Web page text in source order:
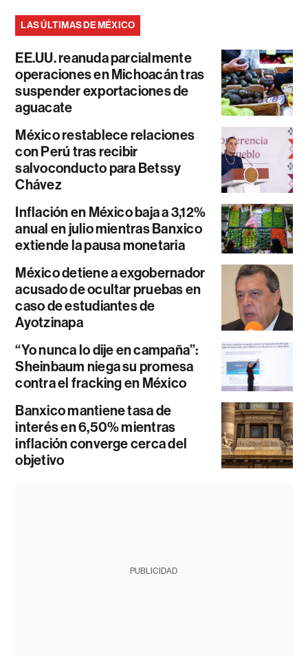
LAS ÚLTIMAS DE MÉXICO
EE.UU. reanuda parcialmente
operaciones en Michoacán tras
suspender exportaciones de
aguacate
México restablece relaciones
con Perú tras recibir
salvoconducto para Betssy
Chávez
Inflación en México baja a 3,12%
anual en julio mientras Banxico
extiende la pausa monetaria
México detiene a exgobernador
acusado de ocultar pruebas en
caso de estudiantes de
Ayotzinapa
“Yo nunca lo dije en campaña”:
Sheinbaum niega su promesa
contra el fracking en México
Banxico mantiene tasa de
interés en 6,50% mientras
inflación converge cerca del
objetivo
PUBLICIDAD